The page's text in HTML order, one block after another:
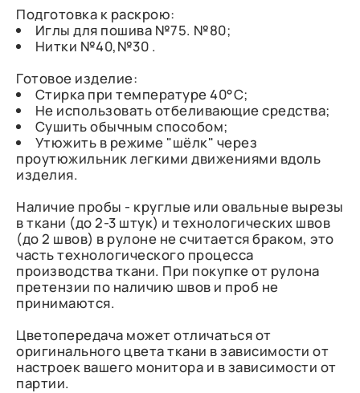
Подготовка к раскрою:
Иглы для пошива №75. №80;
Нитки №40,№30 .
Готовое изделие:
Стирка при температуре 40°С;
Не использовать отбеливающие средства;
Сушить обычным способом;
Утюжить в режиме "шёлк" через
проутюжильник легкими движениями вдоль
изделия.
Наличие пробы - круглые или овальные вырезы
в ткани (до 2-3 штук) и технологических швов
(до 2 швов) в рулоне не считается браком, это
часть технологического процесса
производства ткани. При покупке от рулона
претензии по наличию швов и проб не
принимаются.
Цветопередача может отличаться от
оригинального цвета ткани в зависимости от
настроек вашего монитора и в зависимости от
партии.